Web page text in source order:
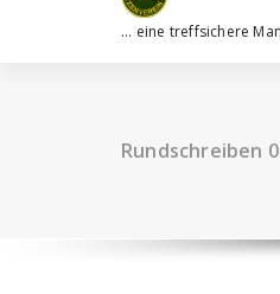
... eine treffsichere
Rundschreiben